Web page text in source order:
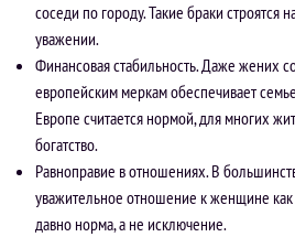
соседи по городу. Такие браки строятся
уважении.
Финансовая стабильность. Даже жених
европейским меркам обеспечивает
Европе считается нормой, для многих
богатство.
Равноправие в отношениях. В
уважительное отношение к женщине как
давно норма, а не исключение.